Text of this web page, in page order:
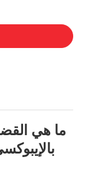
والدعم الفني
الفولاذية
لماذا